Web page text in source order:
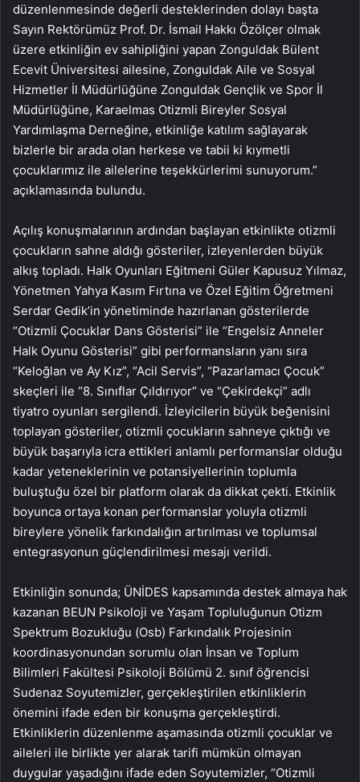
düzenlenmesinde değerli desteklerinden dolayı başta
Sayın Rektörümüz Prof. Dr. İsmail Hakkı Özölçer olmak
üzere etkinliğin ev sahipliğini yapan Zonguldak Bülent
Ecevit Üniversitesi ailesine, Zonguldak Aile ve Sosyal
Hizmetler İl Müdürlüğüne Zonguldak Gençlik ve Spor İl
Müdürlüğüne, Karaelmas Otizmli Bireyler Sosyal
Yardımlaşma Derneğine, etkinliğe katılım sağlayarak
bizlerle bir arada olan herkese ve tabii ki kıymetli
çocuklarımız ile ailelerine teşekkürlerimi sunuyorum.”
açıklamasında bulundu.
Açılış konuşmalarının ardından başlayan etkinlikte otizmli
çocukların sahne aldığı gösteriler, izleyenlerden büyük
alkış topladı. Halk Oyunları Eğitmeni Güler Kapusuz Yılmaz,
Yönetmen Yahya Kasım Fırtına ve Özel Eğitim Öğretmeni
Serdar Gedik’in yönetiminde hazırlanan gösterilerde
“Otizmli Çocuklar Dans Gösterisi” ile “Engelsiz Anneler
Halk Oyunu Gösterisi” gibi performansların yanı sıra
“Keloğlan ve Ay Kız”, “Acil Servis”, “Pazarlamacı Çocuk”
skeçleri ile “8. Sınıflar Çıldırıyor” ve “Çekirdekçi” adlı
tiyatro oyunları sergilendi. İzleyicilerin büyük beğenisini
toplayan gösteriler, otizmli çocukların sahneye çıktığı ve
büyük başarıyla icra ettikleri anlamlı performanslar olduğu
kadar yeteneklerinin ve potansiyellerinin toplumla
buluştuğu özel bir platform olarak da dikkat çekti. Etkinlik
boyunca ortaya konan performanslar yoluyla otizmli
bireylere yönelik farkındalığın artırılması ve toplumsal
entegrasyonun güçlendirilmesi mesajı verildi.
Etkinliğin sonunda; ÜNİDES kapsamında destek almaya hak
kazanan BEUN Psikoloji ve Yaşam Topluluğunun Otizm
Spektrum Bozukluğu (Osb) Farkındalık Projesinin
koordinasyonundan sorumlu olan İnsan ve Toplum
Bilimleri Fakültesi Psikoloji Bölümü 2. sınıf öğrencisi
Sudenaz Soyutemizler, gerçekleştirilen etkinliklerin
önemini ifade eden bir konuşma gerçekleştirdi.
Etkinliklerin düzenlenme aşamasında otizmli çocuklar ve
aileleri ile birlikte yer alarak tarifi mümkün olmayan
duygular yaşadığını ifade eden Soyutemizler, “Otizmli